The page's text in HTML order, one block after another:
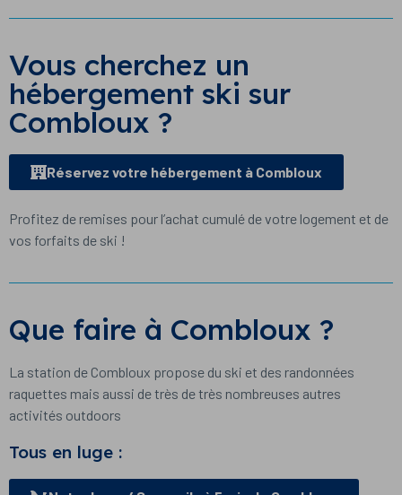
Vous cherchez un
hébergement ski sur
Combloux ?
Réservez votre hébergement à Combloux
Profitez de remises pour l’achat cumulé de votre logement et de
vos forfaits de ski !
Que faire à Combloux ?
La station de Combloux propose du ski et des randonnées
raquettes mais aussi de très de très nombreuses autres
activités outdoors
Tous en luge :